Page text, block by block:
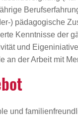
) pädagogische
Kenntnisse der
und
an der Arbeit mit
und